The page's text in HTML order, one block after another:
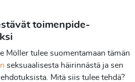
toimenpide-
Möller tulee suomentamaan tämän
seksuaalisesta häirinnästä ja sen
Mitä siis tulee tehdä?